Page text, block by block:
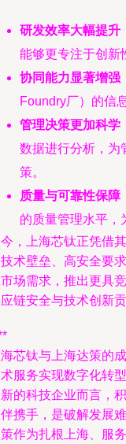
研发效率大幅提升
能够更专注于创新
协同能力显著增强
Foundry厂）的信
管理决策更加科学
数据进行分析，为
策。
质量与可靠性保障
的质量管理水平，
，上海芯钛正凭借
术壁垒、高安全要
场需求，推出更具
链安全与技术创新贡
芯钛与上海达策的
服务实现数字化转
的科技企业而言，
携手，是破解发展
作为扎根上海、服